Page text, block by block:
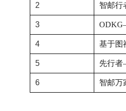
2 智邮
3
4 基于图
5 先行
6 智邮